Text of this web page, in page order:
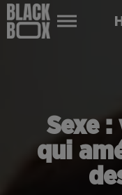
Sexe
qui